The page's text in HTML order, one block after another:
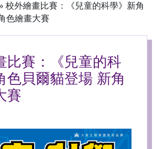
校外繪畫比賽：《兒童的科學》新角
色繪畫大賽
比賽：《兒童的科
色貝爾貓登場 新角
賽